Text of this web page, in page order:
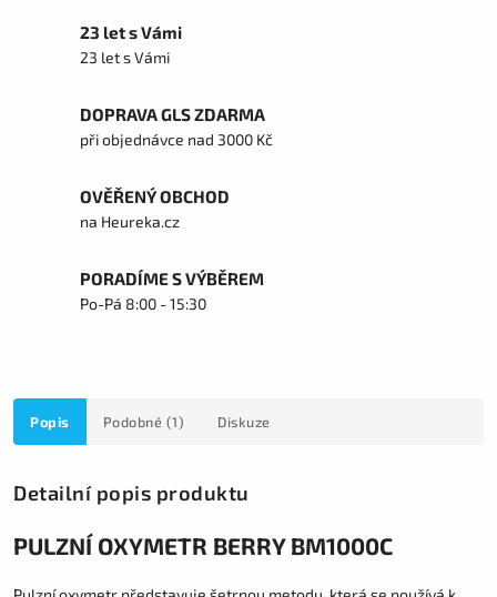
23 let s Vámi
23 let s Vámi
DOPRAVA GLS ZDARMA
při objednávce nad 3000 Kč
OVĚŘENÝ OBCHOD
na Heureka.cz
PORADÍME S VÝBĚREM
Po-Pá 8:00 - 15:30
Popis Podobné (1) Diskuze
Detailní popis produktu
PULZNÍ OXYMETR BERRY BM1000C